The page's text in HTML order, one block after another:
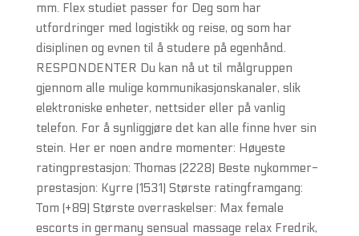
mm. Flex studiet passer for Deg som har
utfordringer med logistikk og reise, og som har
disiplinen og evnen til å studere på egenhånd.
RESPONDENTER Du kan nå ut til målgruppen
gjennom alle mulige kommunikasjonskanaler, slik
elektroniske enheter, nettsider eller på vanlig
telefon. For å synliggjøre det kan alle finne hver sin
stein. Her er noen andre momenter: Høyeste
ratingprestasjon: Thomas (2228) Beste nykommer-
prestasjon: Kyrre (1531) Største ratingframgang:
Tom (+89) Største overraskelser: Max female
escorts in germany sensual massage relax Fredrik,